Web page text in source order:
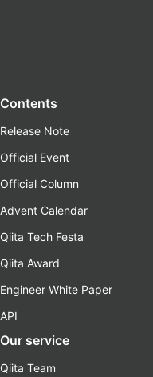
Contents
Release Note
Official Event
Official Column
Advent Calendar
Qiita Tech Festa
Qiita Award
Engineer White Paper
API
Our service
Qiita Team